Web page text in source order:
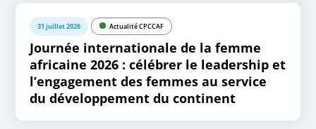
31 juillet 2026 Actualité CPCCAF
Journée internationale de la femme
africaine 2026 : célébrer le leadership et
l’engagement des femmes au service
du développement du continent